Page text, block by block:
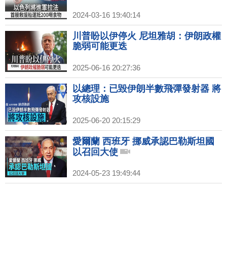
2024-03-16 19:40:14
川普盼以伊停火 尼坦雅胡：伊朗政權
脆弱可能更迭
2025-06-16 20:27:36
以總理：已毀伊朗半數飛彈發射器 將
攻核設施
2025-06-20 20:15:29
愛爾蘭 西班牙 挪威承認巴勒斯坦國
以召回大使
2024-05-23 19:49:44